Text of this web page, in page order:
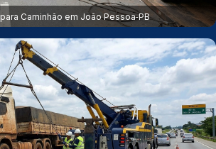
Caminhão em João Pessoa‑PB